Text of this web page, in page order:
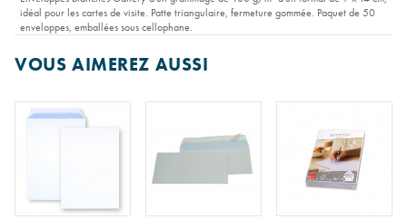
idéal pour les cartes de visite. Patte triangulaire, fermeture gommée. Paquet de 50
enveloppes, emballées sous cellophane.
VOUS AIMEREZ AUSSI